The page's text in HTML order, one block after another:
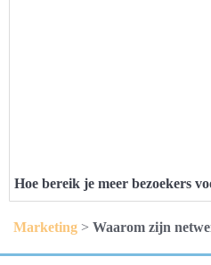
Hoe bereik je meer bezoekers
Marketing > Waarom zijn